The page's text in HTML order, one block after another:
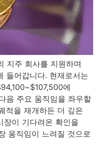
지주 회사를 지원하며
들어갑니다. 현재로서는
에
음 주요 움직임을 좌우할
적을 재개하든 더 깊은
장이 기다려온 확인을
움직임이 느려질 것으로